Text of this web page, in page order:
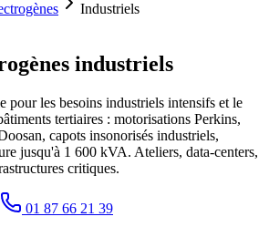
Industriels
industriels
pour les besoins industriels intensifs et le
tertiaires : motorisations Perkins,
capots insonorisés industriels,
jusqu'à 1 600 kVA. Ateliers, data-centers,
critiques.
01 87 66 21 39